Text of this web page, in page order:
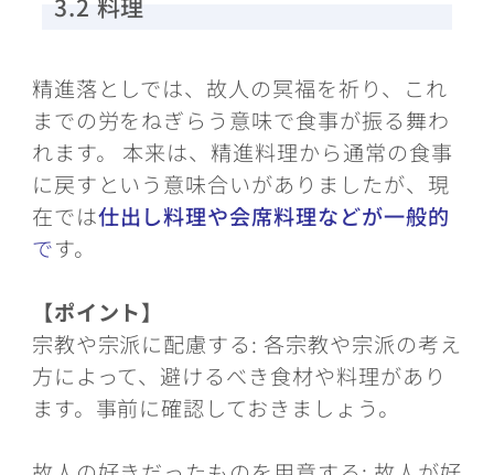
精進落としでは、故人の冥福を祈り、これ
までの労をねぎらう意味で食事が振る舞わ
れます。 本来は、精進料理から通常の食事
に戻すという意味合いがありましたが、現
在では仕出し料理や会席料理などが一般的
です。
【ポイント】
宗教や宗派に配慮する: 各宗教や宗派の考え
方によって、避けるべき食材や料理があり
ます。事前に確認しておきましょう。